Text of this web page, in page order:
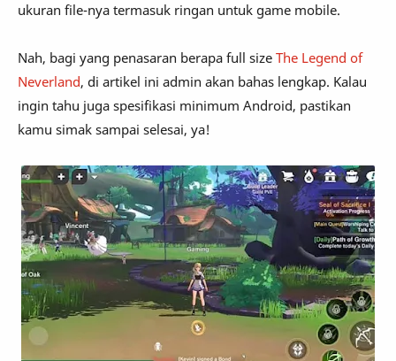
ukuran file-nya termasuk ringan untuk game mobile.
Nah, bagi yang penasaran berapa full size The Legend of
Neverland, di artikel ini admin akan bahas lengkap. Kalau
ingin tahu juga spesifikasi minimum Android, pastikan
kamu simak sampai selesai, ya!